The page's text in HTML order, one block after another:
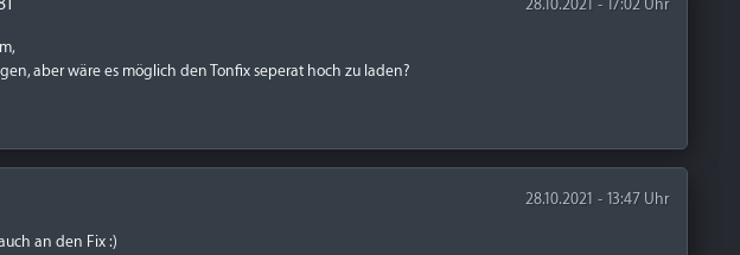
28.10.2021 - 17:02 Uhr
aber wäre es möglich den Tonfix seperat hoch zu laden?
28.10.2021 - 13:47 Uhr
an den Fix :)